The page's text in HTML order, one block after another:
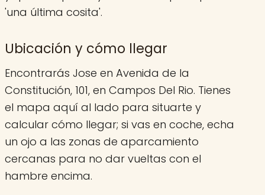
'una última cosita'.
Ubicación y cómo llegar
Encontrarás Jose en Avenida de la
Constitución, 101, en Campos Del Rio. Tienes
el mapa aquí al lado para situarte y
calcular cómo llegar; si vas en coche, echa
un ojo a las zonas de aparcamiento
cercanas para no dar vueltas con el
hambre encima.